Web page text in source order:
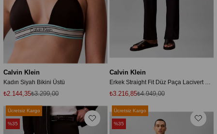
Calvin Klein
Kadın Siyah Bikini Üstü
₺2.144,35₺3.299,00
Calvin Klein
Erkek Straight Fit Düz Paça Lacivert Pantolon
₺3.216,85₺4.949,00
Ücretsiz Kargo
%35
Ücretsiz Kargo
%35